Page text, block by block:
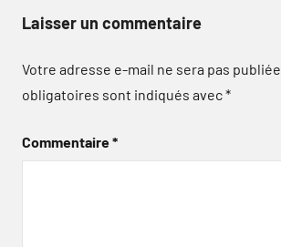
Laisser un commentaire
Votre adresse e-mail ne sera pas publiée.
obligatoires sont indiqués avec*
Commentaire*